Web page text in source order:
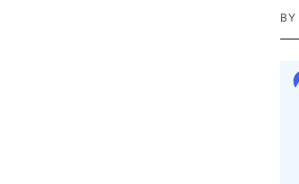
BY